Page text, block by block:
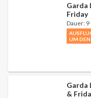
Garda
Friday
Dauer: 9
UM DEN
Garda
&